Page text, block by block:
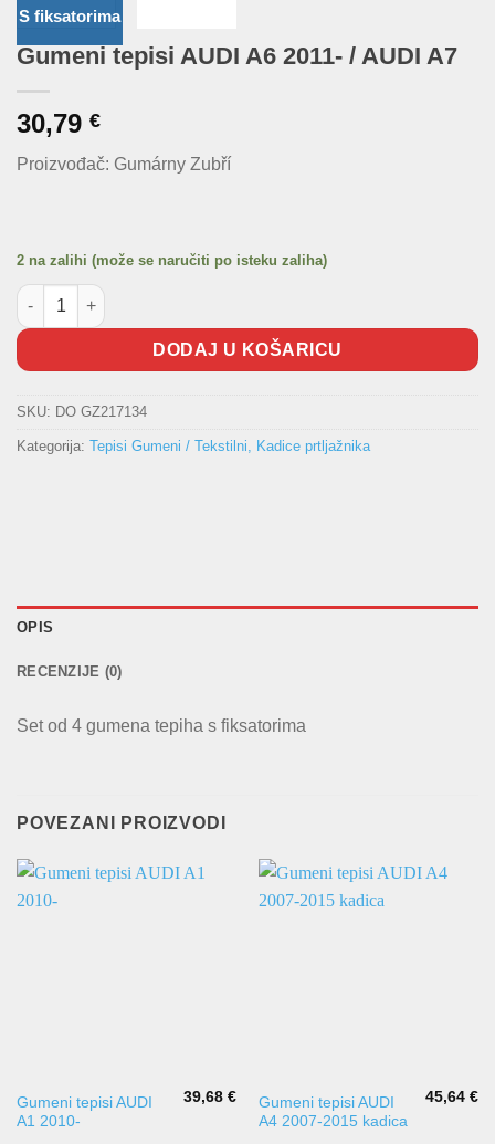
S fiksatorima
Gumeni tepisi AUDI A6 2011- / AUDI A7
30,79 €
Proizvođač: Gumárny Zubří
2 na zalihi (može se naručiti po isteku zaliha)
Gumeni tepisi AUDI A6 2011- / AUDI A7 količina
DODAJ U KOŠARICU
SKU: DO GZ217134
Kategorija: Tepisi Gumeni / Tekstilni, Kadice prtljažnika
OPIS
RECENZIJE (0)
Set od 4 gumena tepiha s fiksatorima
POVEZANI PROIZVODI
Gumeni tepisi AUDI
A1 2010-
39,68€
Gumeni tepisi AUDI
A4 2007-2015 kadica
45,64€